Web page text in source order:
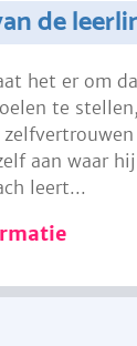
de
het er om
te
aan waar
leert...